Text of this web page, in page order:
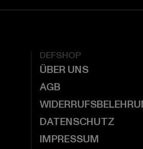
DEFSHOP
ÜBER UNS
AGB
DATENSCHUTZ
IMPRESSUM